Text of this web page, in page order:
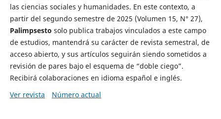
las ciencias sociales y humanidades. En este contexto, a
partir del segundo semestre de 2025 (Volumen 15, N° 27),
Palimpsesto solo publica trabajos vinculados a este campo
de estudios, mantendrá su carácter de revista semestral, de
acceso abierto, y sus artículos seguirán siendo sometidos a
revisión de pares bajo el esquema de “doble ciego”.
Recibirá colaboraciones en idioma español e inglés.
Ver revista
Número actual